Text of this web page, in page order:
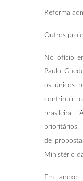
Reforma
Outros
No ofício
Paulo
os únicos
contribuir
brasileira.
prioritários,
de
Ministério
Em anexo